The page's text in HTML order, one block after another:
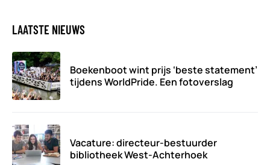
LAATSTE NIEUWS
Boekenboot wint prijs ‘beste statement’
tijdens WorldPride. Een fotoverslag
Vacature: directeur-bestuurder
bibliotheek West-Achterhoek